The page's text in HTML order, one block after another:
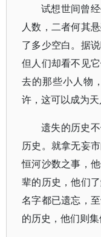
试想世间曾
人数，二者何其
了多少空白。据
但人们却看不见
去的那些小人物
许，这可以成为天
遗失的历史
历史。就拿无妄
恒河沙数之事，
辈的历史，他们
名字都已遗忘，
的历史，他们则集